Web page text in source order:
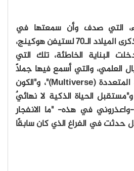
التي صدف وأن سمعتها في
المؤتمر الذي أقيم في ذكرى الميلاد الـ70 لستيفن هوكينج،
البناية الخاطئة، تلك التي
العلمي، والتي أسمع فيها جملًا
من مثل: "حالة الأكوان المتعددة (Multiverse)"، و"الكون
الحياة الذكية لا نهائيٌ
في هذه- "ما الانفجار
حدثت في الفراغ الذي كان سابقًا